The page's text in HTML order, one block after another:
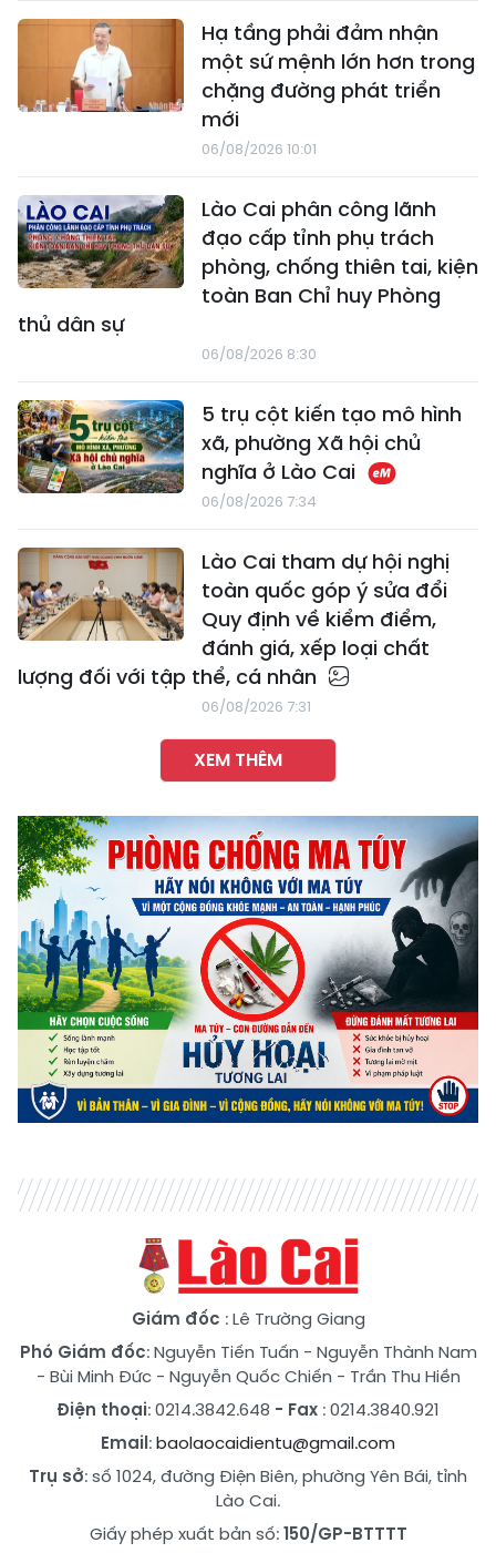
Hạ tầng phải đảm nhận
một sứ mệnh lớn hơn trong
chặng đường phát triển
mới
06/08/2026 10:01
Lào Cai phân công lãnh
đạo cấp tỉnh phụ trách
phòng, chống thiên tai, kiện
toàn Ban Chỉ huy Phòng
thủ dân sự
06/08/2026 8:30
5 trụ cột kiến tạo mô hình
xã, phường Xã hội chủ
nghĩa ở Lào Cai
06/08/2026 7:34
Lào Cai tham dự hội nghị
toàn quốc góp ý sửa đổi
Quy định về kiểm điểm,
đánh giá, xếp loại chất
lượng đối với tập thể, cá nhân
06/08/2026 7:31
XEM THÊM
Giám đốc : Lê Trường Giang
Phó Giám đốc:Nguyễn Tiến Tuấn - Nguyễn Thành Nam
- Bùi Minh Đức- Nguyễn Quốc Chiến - Trần Thu Hiền
Điện thoại: 0214.3842.648 - Fax : 0214.3840.921
Email:baolaocaidientu@gmail.com
Trụ sở: số 1024, đường Điện Biên, phường Yên Bái, tỉnh
Lào Cai.
Giấy phép xuất bản số:150/GP-BTTTT